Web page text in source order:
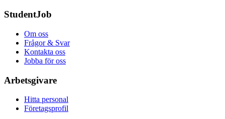
StudentJob
Om oss
Frågor & Svar
Kontakta oss
Jobba för oss
Arbetsgivare
Hitta personal
Företagsprofil